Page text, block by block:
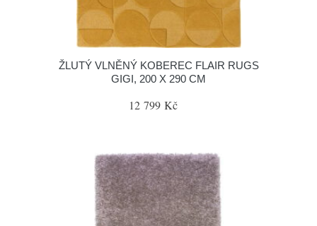
ŽLUTÝ VLNĚNÝ KOBEREC FLAIR RUGS
GIGI, 200 X 290 CM
12 799 Kč